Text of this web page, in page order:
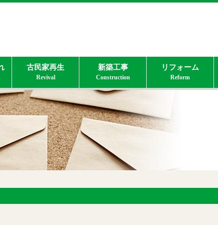
古民家再生 新築工事 リフォーム